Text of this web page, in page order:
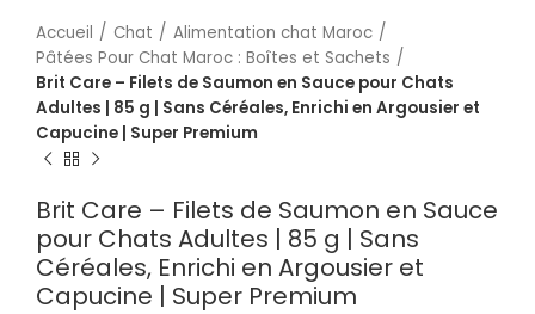
Accueil Chat
Alimentation chat Maroc
Pâtées Pour Chat Maroc : Boîtes et Sachets
Brit Care – Filets de Saumon en Sauce pour Chats
Adultes | 85 g | Sans Céréales, Enrichi en Argousier et
Capucine | Super Premium
Brit Care – Filets de Saumon en Sauce
pour Chats Adultes | 85 g | Sans
Céréales, Enrichi en Argousier et
Capucine | Super Premium